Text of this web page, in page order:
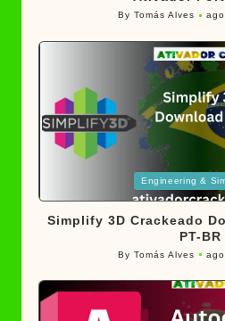
Posted
ByTomás Alves
in
Engineering &
Simplify 3D Crackeado
PT-BR
Posted
ByTomás Alves